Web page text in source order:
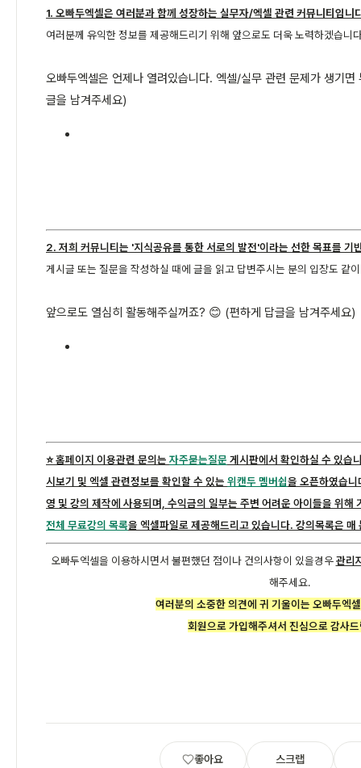
1. 오빠두엑셀은 여러분과 함께 성장하는 실무자/엑셀 관련 커뮤니티입니
여러분께 유익한 정보를 제공해드리기 위해 앞으로도 더욱 노력하겠습니
오빠두엑셀은 언제나 열려있습니다. 엑셀/실무 관련 문제가 생기
글을 남겨주세요)
2. 저희 커뮤니티는 '지식공유를 통한 서로의 발전'이라는 선한 목표를 기
게시글 또는 질문을 작성하실 때에 글을 읽고 답변주시는 분의 입장도 같
앞으로도 열심히 활동해주실꺼죠? 😊 (편하게 답글을 남겨주세요)
⭐️ 홈페이지 이용관련 문의는 자주묻는질문 게시판에서 확인하실 수 있습
시보기 및 엑셀 관련정보를 확인할 수 있는 위캔두 멤버쉽을 오픈하였습
영 및 강의 제작에 사용되며, 수익금의 일부는 주변 어려운 아이들을 위해
전체 무료강의 목록을 엑셀파일로 제공해드리고 있습니다. 강의목록은 매
오빠두엑셀을 이용하시면서 불편했던 점이나 건의사항이 있을경우관리
해주세요.
여러분의 소중한 의견에 귀 기울이는 오빠두엑
회원으로 가입해주셔서 진심으로 감사
좋아요 스크랩